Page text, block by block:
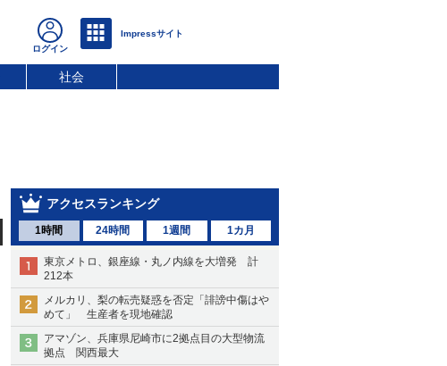
社会
アクセスランキング
1時間 24時間 1週間 1カ月
東京メトロ、銀座線・丸ノ内線を大増発 計
212本
メルカリ、梨の転売疑惑を否定「誹謗中傷はや
めて」 生産者を現地確認
アマゾン、兵庫県尼崎市に2拠点目の大型物流
拠点 関西最大